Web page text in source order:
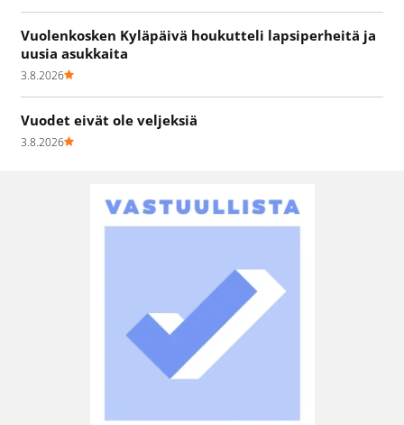
Vuolenkosken Kyläpäivä houkutteli lapsiperheitä ja
uusia asukkaita
3.8.2026
Vuodet eivät ole veljeksiä
3.8.2026